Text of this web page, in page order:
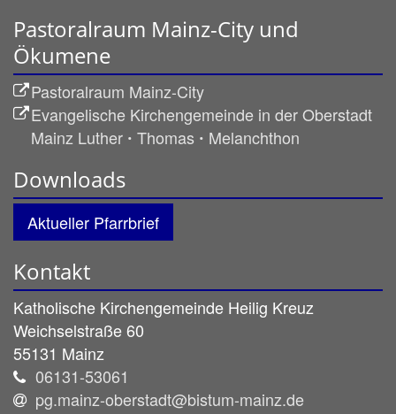
Pastoralraum Mainz-City und
Ökumene
Pastoralraum Mainz-City
Evangelische Kirchengemeinde in der Oberstadt
Mainz Luther ꞏ Thomas ꞏ Melanchthon
Downloads
Aktueller Pfarrbrief
Kontakt
Katholische Kirchengemeinde Heilig Kreuz
Weichselstraße 60
55131 Mainz
06131-53061
pg.mainz-oberstadt@bistum-mainz.de